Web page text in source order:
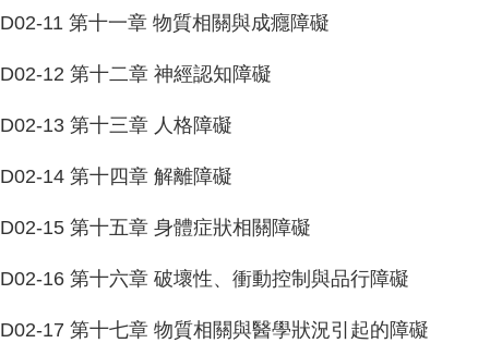
D02-11 第十一章 物質相關與成癮障礙
D02-12 第十二章 神經認知障礙
D02-13 第十三章 人格障礙
D02-14 第十四章 解離障礙
D02-15 第十五章 身體症狀相關障礙
D02-16 第十六章 破壞性、衝動控制與品行障礙
D02-17 第十七章 物質相關與醫學狀況引起的障礙